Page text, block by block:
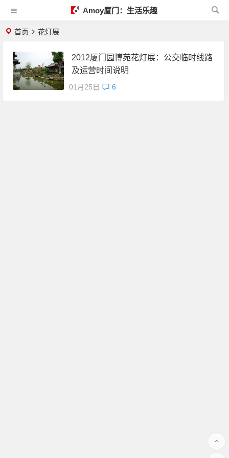
Amoy厦门：生活乐趣
首页 花灯展
2012厦门园博苑花灯展：公交临时线路
及运营时间说明
01月25日 6